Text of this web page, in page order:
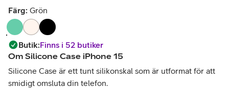
Färg: Grön
Butik:Finns i 52 butiker
Om Silicone Case iPhone 15
Silicone Case är ett tunt silikonskal som är utformat för att
smidigt omsluta din telefon.